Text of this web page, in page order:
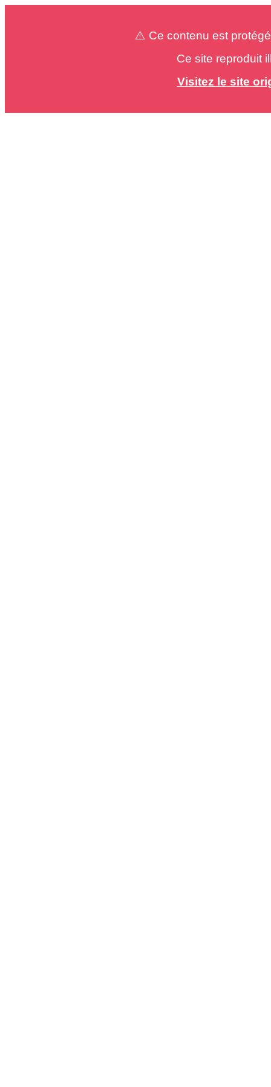
⚠️ Ce contenu est
Ce site reproduit
Visitez le site